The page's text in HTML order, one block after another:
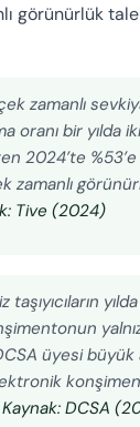
görünürlük
zamanlı
oranı bir yılda
2024’te
zamanlı
Tive (2024)
taşıyıcıların
üyesi
Kaynak: DCSA